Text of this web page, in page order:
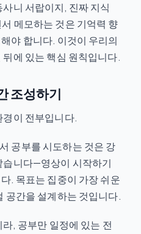
니 서랍이지, 진짜 지식
메모하는 것은 기억력 향
야 합니다. 이것이 우리의
뒤에 있는 핵심 원칙입니다.
조성하기
이 전부입니다.
공부를 시도하는 것은 강
습니다—영상이 시작하기
. 목표는 집중이 가장 쉬운
공간을 설계하는 것입니다.
, 공부만 일정에 있는 전